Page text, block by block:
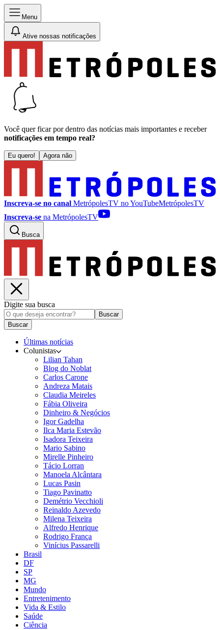
Menu
Ative nossas notificações
Você quer ficar por dentro das notícias mais importantes e receber
notificações em tempo real?
Eu quero! Agora não
Inscreva-se no canal MetrópolesTV noYouTubeMetrópolesTV
Inscreva-se na MetrópolesTV
Busca
Digite sua busca
Buscar
Buscar
Últimas notícias
Colunistas
Lilian Tahan
Blog do Noblat
Carlos Carone
Andreza Matais
Claudia Meireles
Fábia Oliveira
Dinheiro & Negócios
Igor Gadelha
Ilca Maria Estevão
Isadora Teixeira
Mario Sabino
Mirelle Pinheiro
Tácio Lorran
Manoela Alcântara
Lucas Pasin
Tiago Pavinatto
Demétrio Vecchioli
Reinaldo Azevedo
Milena Teixeira
Alfredo Henrique
Rodrigo França
Vinícius Passarelli
Brasil
DF
SP
MG
Mundo
Entretenimento
Vida & Estilo
Saúde
Ciência